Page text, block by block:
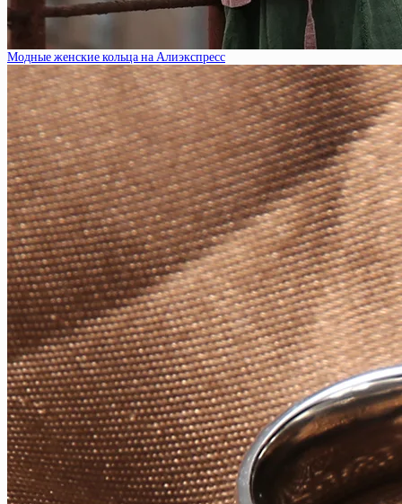
Модные женские кольца на Алиэкспресс